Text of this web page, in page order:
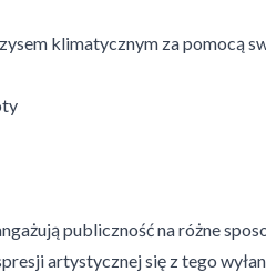
klimatycznym za pomocą
publiczność na różne
artystycznej się z tego